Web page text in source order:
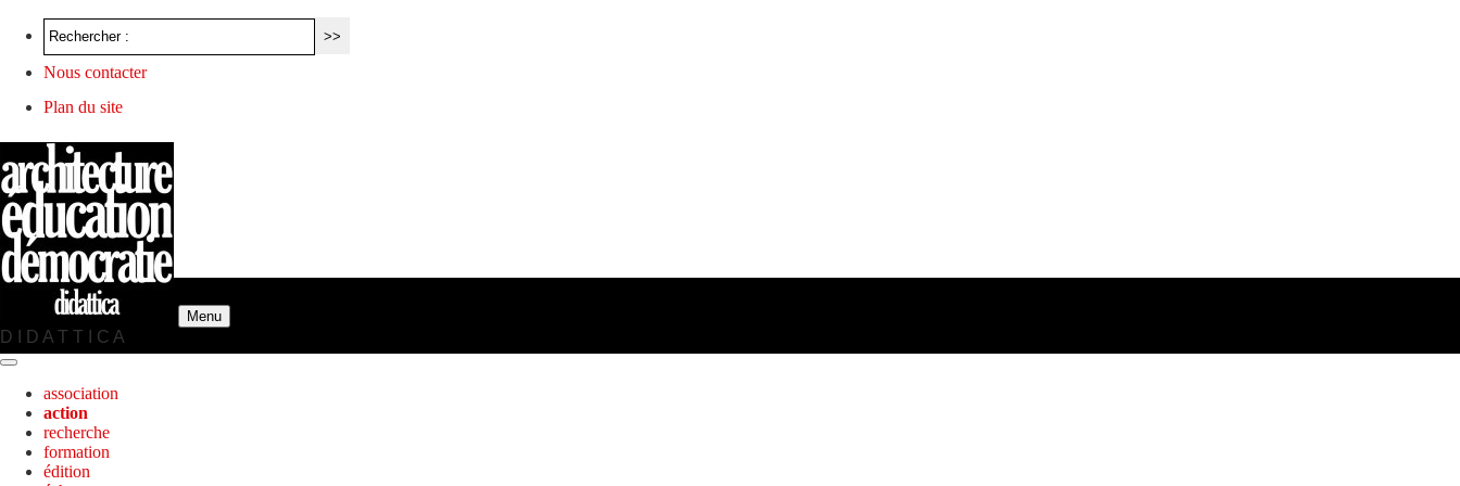
Nous contacter
Plan du site
Menu
D I D A T T I C A
association
action
recherche
formation
édition